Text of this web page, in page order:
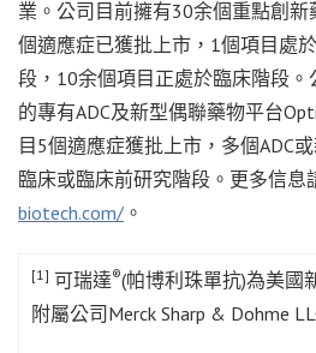
業。公司目前擁有30余個重點創
個適應症已獲批上市，1個項目處
段，10余個項目正處於臨床階段
的專有ADC及新型偶聯藥物平台
目5個適應症獲批上市，多個ADC
臨床或臨床前研究階段。更多信息
biotech.com/ 。
[1] 可瑞達®(帕博利珠單抗)為美國
附屬公司Merck Sharp & Dohme